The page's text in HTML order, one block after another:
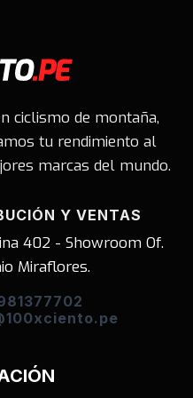
ciclismo de montaña,
tu rendimiento al
marcas del mundo.
Y VENTAS
402 - Showroom Of.
Miraflores.